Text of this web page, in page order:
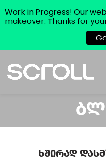
Ხშირად
Work in Progress! Our
makeover. Thanks for